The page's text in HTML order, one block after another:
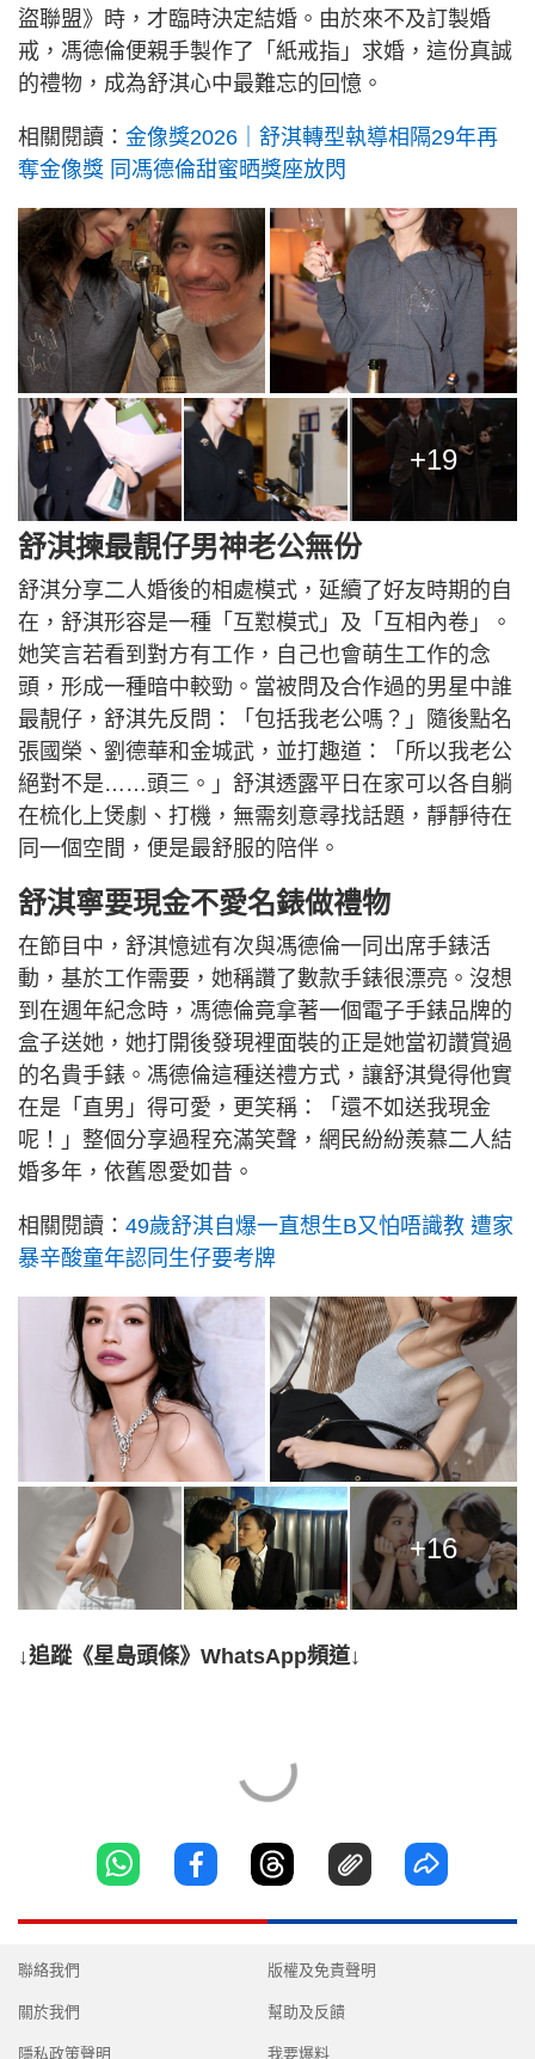
盜聯盟》時，才臨時決定結婚。由於來不及訂製婚
戒，馮德倫便親手製作了「紙戒指」求婚，這份真誠
的禮物，成為舒淇心中最難忘的回憶。
相關閱讀： 金像獎2026｜舒淇轉型執導相隔29年再
奪金像獎 同馮德倫甜蜜晒獎座放閃
+19
舒淇揀最靚仔男神老公無份
舒淇分享二人婚後的相處模式，延續了好友時期的自
在，舒淇形容是一種「互懟模式」及「互相內卷」。
她笑言若看到對方有工作，自己也會萌生工作的念
頭，形成一種暗中較勁。當被問及合作過的男星中誰
最靚仔，舒淇先反問：「包括我老公嗎？」隨後點名
張國榮、劉德華和金城武，並打趣道：「所以我老公
絕對不是……頭三。」舒淇透露平日在家可以各自躺
在梳化上煲劇、打機，無需刻意尋找話題，靜靜待在
同一個空間，便是最舒服的陪伴。
舒淇寧要現金不愛名錶做禮物
在節目中，舒淇憶述有次與馮德倫一同出席手錶活
動，基於工作需要，她稱讚了數款手錶很漂亮。沒想
到在週年紀念時，馮德倫竟拿著一個電子手錶品牌的
盒子送她，她打開後發現裡面裝的正是她當初讚賞過
的名貴手錶。馮德倫這種送禮方式，讓舒淇覺得他實
在是「直男」得可愛，更笑稱：「還不如送我現金
呢！」整個分享過程充滿笑聲，網民紛紛羨慕二人結
婚多年，依舊恩愛如昔。
相關閱讀： 49歲舒淇自爆一直想生B又怕唔識教 遭家
暴辛酸童年認同生仔要考牌
+16
↓追蹤《星島頭條》WhatsApp頻道↓
聯絡我們
關於我們
隱私政策聲明
版權及免責聲明
幫助及反饋
我要爆料